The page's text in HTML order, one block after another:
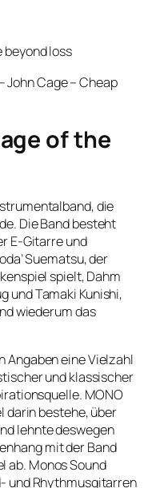
beyond loss
John Cage – Cheap
of the
die
Die Band besteht
E-Gitarre und
Suematsu, der
spielt, Dahm
und Tamaki Kunishi,
wiederum das
Angaben eine Vielzahl
und klassischer
MONO
darin bestehe, über
lehnte deswegen
mit der Band
ab. Monos Sound
und Rhythmusgitarren